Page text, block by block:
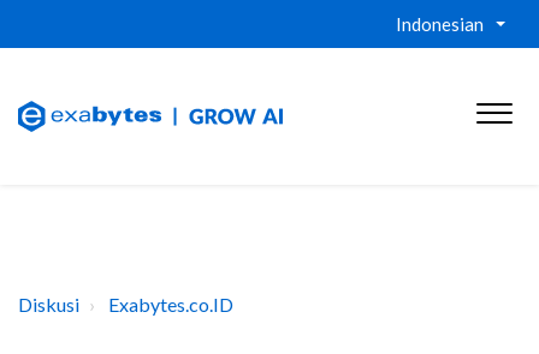
Indonesian
Diskusi Exabytes.co.ID